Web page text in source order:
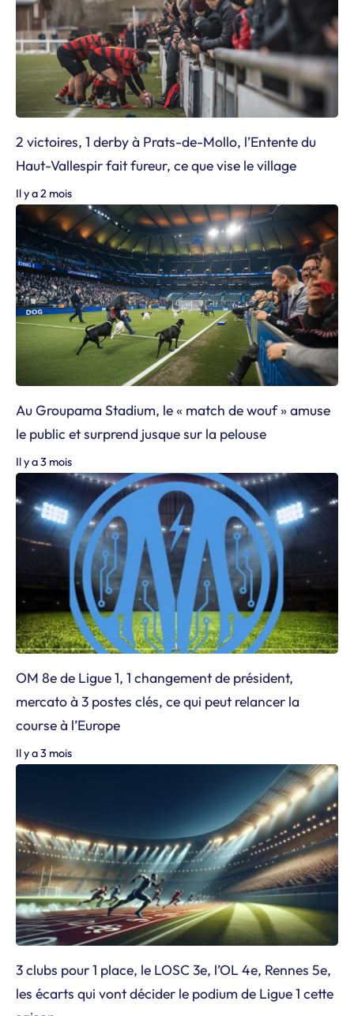
2 victoires, 1 derby à Prats-de-Mollo, l’Entente du
Haut-Vallespir fait fureur, ce que vise le village
Il y a 2 mois
Au Groupama Stadium, le « match de wouf » amuse
le public et surprend jusque sur la pelouse
Il y a 3 mois
OM 8e de Ligue 1, 1 changement de président,
mercato à 3 postes clés, ce qui peut relancer la
course à l’Europe
Il y a 3 mois
3 clubs pour 1 place, le LOSC 3e, l’OL 4e, Rennes 5e,
les écarts qui vont décider le podium de Ligue 1 cette